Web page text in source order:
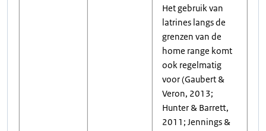
Het gebruik van
latrines langs de
grenzen van de
home range komt
ook regelmatig
voor (Gaubert &
Veron, 2013;
Hunter & Barrett,
2011; Jennings &